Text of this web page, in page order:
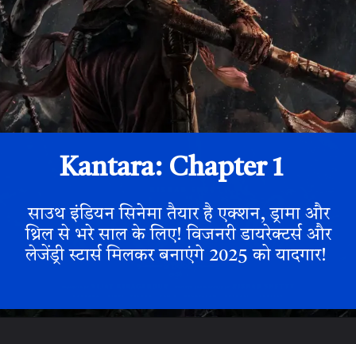
Kantara: Chapter 1
साउथ इंडियन सिनेमा तैयार है एक्शन, ड्रामा और
थ्रिल से भरे साल के लिए! विजनरी डायरेक्टर्स और
लेजेंड्री स्टार्स मिलकर बनाएंगे 2025 को यादगार!